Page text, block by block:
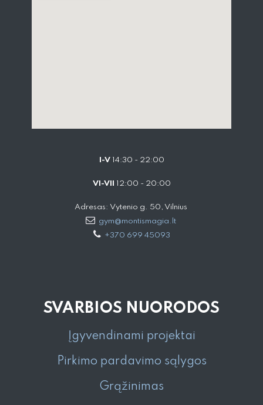
I-V14:30 - 22:00
VI-VII 12:00 - 20:00
Adresas: Vytenio g. 50, Vilnius
gym@montismagia.lt
+370 699 45093
SVARBIOS NUORODOS
Įgyvendinami projektai
Pirkimo pardavimo sąlygos
Grąžinimas